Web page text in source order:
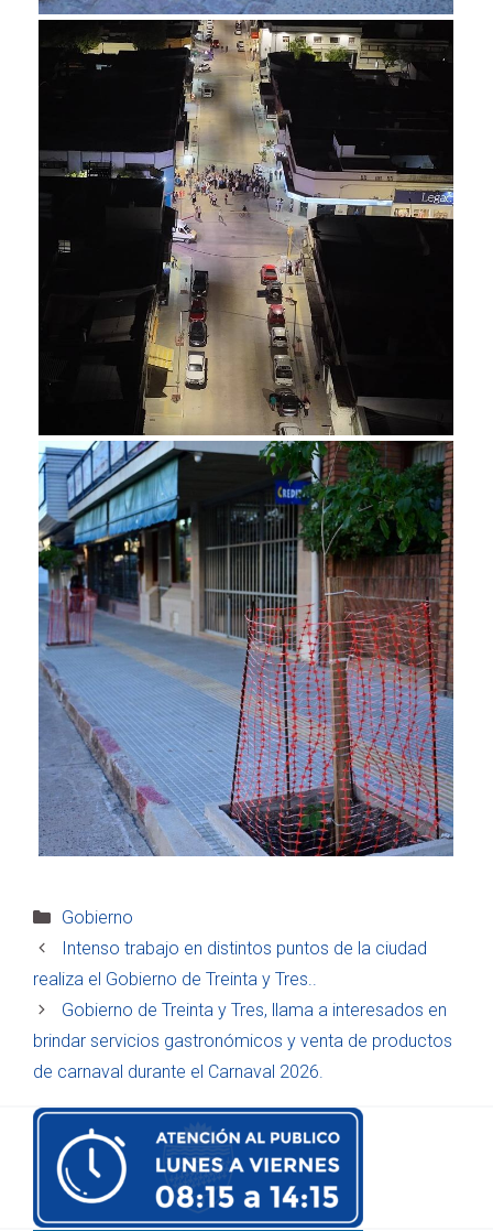
Categorías
Gobierno
Intenso trabajo en distintos puntos de la ciudad
realiza el Gobierno de Treinta y Tres..
Gobierno de Treinta y Tres, llama a interesados en
brindar servicios gastronómicos y venta de productos
de carnaval durante el Carnaval 2026.